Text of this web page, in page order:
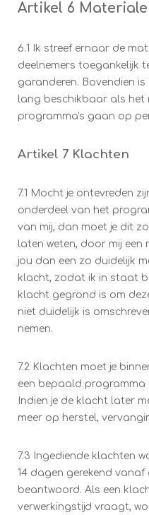
Artikel 6
6.1 Ik streef ernaar de
deelnemers toegankelijk
garanderen. Bovendien
lang beschikbaar als het
programma's gaan op
Artikel 7 Klachten
7.1 Mocht je ontevreden
onderdeel van het
van mij, dan moet je dit
laten weten, door mij
jou dan een zo duidelijk
klacht, zodat ik in staat
klacht gegrond is om
niet duidelijk is
nemen.
7.2 Klachten moet je
een bepaald programma
Indien je de klacht later
meer op herstel,
7.3 Ingediende klachten
14 dagen gerekend
beantwoord. Als een
verwerkingstijd vraagt,